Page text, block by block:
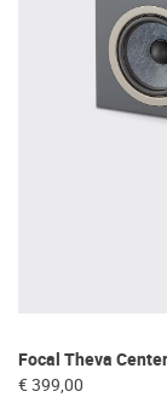
Focal Theva Center
€ 399,00